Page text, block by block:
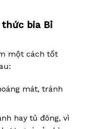
bia Bỉ
một cách tốt
mát, tránh
hay tủ đông, vì